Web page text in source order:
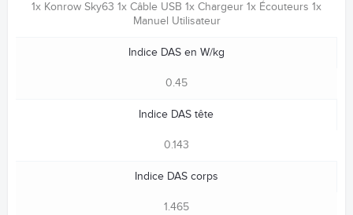
1x Konrow Sky63 1x Câble USB 1x Chargeur 1x Écouteurs 1x
Manuel Utilisateur
Indice DAS en W/kg
0.45
Indice DAS tête
0.143
Indice DAS corps
1.465